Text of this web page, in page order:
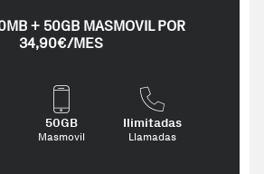
times (3-10 days) might be
+ 50GB MASMOVIL POR
34,90€/MES
50GB
Masmovil
Ilimitadas
Llamadas